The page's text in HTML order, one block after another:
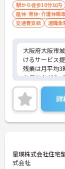
駅から徒歩10分以内
産休･育休･介護休暇
交通費支給
退職金
大阪府大阪市
けるサービス
残業は月平均3
を保ちながら
業・介護休業
ステージが変
ご興味のある
に詳細をご案
い！
詳
星瑛株式会社住宅
式会社